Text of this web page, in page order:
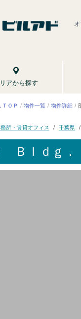
アから探す
ＴＯＰ 物件一覧 物件詳細
所・賃貸オフィス 千葉県
Ｂｌｄｇ．